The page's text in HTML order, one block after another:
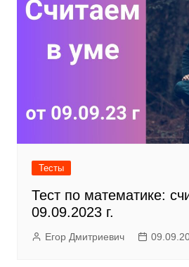
Тесты
Тест по математике:
09.09.2023 г.
Егор Дмитриевич